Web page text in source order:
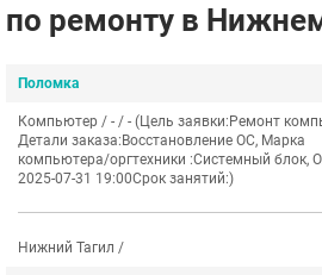
по ремонту в
Поломка
Компьютер / - / - (Цель заявки:Ремонт
Детали заказа:Восстановление ОС, Марка
компьютера/оргтехники :Системный блок,
2025-07-31 19:00Срок занятий:)
Нижний Тагил /